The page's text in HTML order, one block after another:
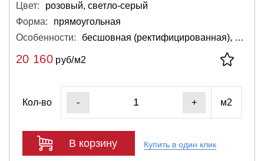
Цвет:
розовый, светло-серый
Форма:
прямоугольная
Особенности:
бесшовная (ректифицированная), для пола, для стен
20 160руб/м2
Кол-во - + м2
В корзину Купить в один клик